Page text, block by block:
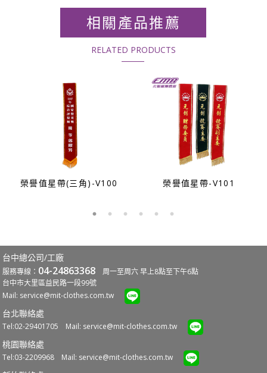
相關產品推薦
RELATED PRODUCTS
榮譽值星帶(三角)-V100 榮譽值星帶-V101
台中總公司/工廠
服務專線： 04-24863368 周一至周六 早上8點至下午6點
台中市大里區益民路一段99號
Mail: service@mit-clothes.com.tw
台北聯絡處
Tel:02-29401705 Mail: service@mit-clothes.com.tw
桃園聯絡處
Tel:03-2209968 Mail: service@mit-clothes.com.tw